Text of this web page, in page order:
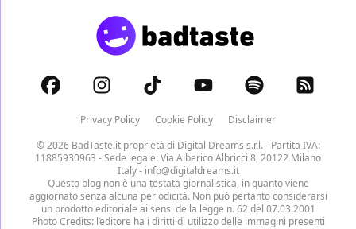
Privacy Policy Cookie Policy
Disclaimer
© 2026 BadTaste.it proprietà di Digital Dreams s.r.l.- Partita IVA:
11885930963 - Sede legale: Via Alberico Albricci 8, 20122 Milano
Italy - info@digitaldreams.it
Questo blog non è una testata giornalistica, in quanto viene
aggiornato senza alcuna periodicità. Non può pertanto considerarsi
un prodotto editoriale ai sensi della legge n. 62 del 07.03.2001
Photo Credits: l’editore ha i diritti di utilizzo delle immagini presenti